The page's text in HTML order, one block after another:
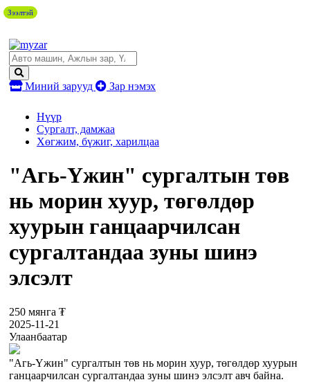
Миний зарууд Зар нэмэх
Нүүр
Сургалт, дамжаа
Хөгжим, бүжиг, харилцаа
"Агь-Үжин" сургалтын төв
нь морин хуур, төгөлдөр
хуурын ганцаарчилсан
сургалтандаа зуны шинэ
элсэлт
250 мянга ₮
2025-11-21
Улаанбаатар
"Агь-Үжин" сургалтын төв нь морин хуур, төгөлдөр хуурын
ганцаарчилсан сургалтандаа зуны шинэ элсэлт авч байна.
Зээлтэй